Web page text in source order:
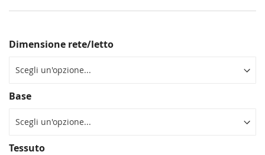
Dimensione rete/letto
Base
Tessuto